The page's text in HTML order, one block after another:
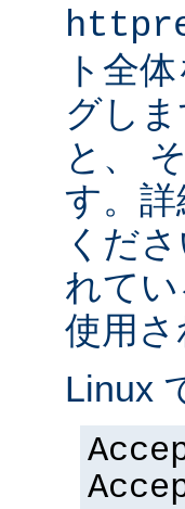
ト全
グし
と、
す。
くだ
れて
使用さ
Linux